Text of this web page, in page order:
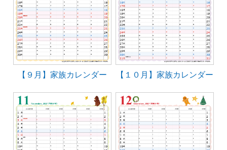
【９月】家族カレンダー 【１０月】家族カレンダー